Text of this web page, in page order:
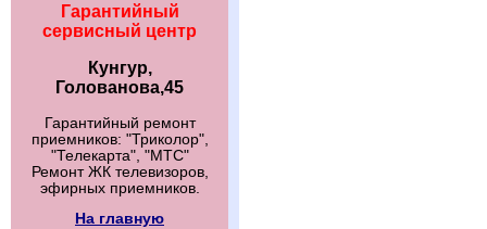
Гарантийный
сервисный центр
Кунгур,
Голованова,45
Гарантийный ремонт
приемников: "Триколор",
"Телекарта", "МТС"
Ремонт ЖК телевизоров,
эфирных приемников.
На главную